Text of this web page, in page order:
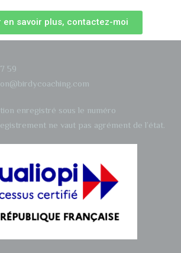
en savoir plus, contactez-moi
59
enregistré sous le numéro
ne vaut pas agrément de l’état.